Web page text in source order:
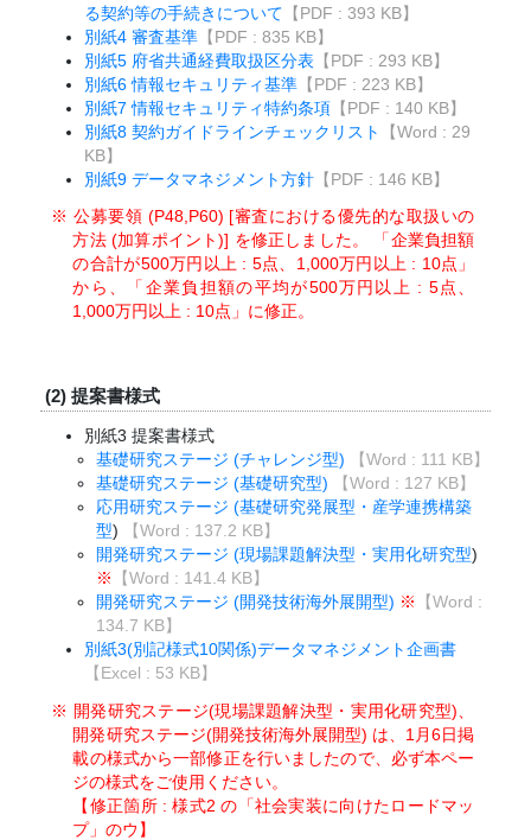
る契約等の手続きについて 【PDF :393 KB】
別紙4 審査基準 【PDF :835 KB】
別紙5 府省共通経費取扱区分表 【PDF : 293 KB】
別紙6 情報セキュリティ基準 【PDF : 223 KB】
別紙7 情報セキュリティ特約条項 【PDF : 140 KB】
別紙8 契約ガイドラインチェックリスト
【Word : 29
KB】
別紙9 データマネジメント方針 【PDF : 146 KB】
※ 公募要領 (P48,P60) [審査における優先的な取扱いの
方法 (加算ポイント)] を修正しました。 「企業負担額
の合計が500万円以上 : 5点、1,000万円以上 : 10点」
から、「企業負担額の平均が500万円以上 : 5点、
1,000万円以上 : 10点」に修正。
(2) 提案書様式
別紙3 提案書様式
基礎研究ステージ (チャレンジ型)
【Word : 111 KB】
基礎研究ステージ (基礎研究型)
【Word : 127 KB】
応用研究ステージ (基礎研究発展型・産学連携構築
型) 【Word : 137.2 KB】
開発研究ステージ (現場課題解決型・実用化研究型)
※
【Word : 141.4 KB】
開発研究ステージ (開発技術海外展開型) ※
【Word :
134.7 KB】
別紙3(別記様式10関係)データマネジメント企画書
【Excel : 53 KB】
※ 開発研究ステージ(現場課題解決型・実用化研究型)、
開発研究ステージ(開発技術海外展開型) は、1月6日掲
載の様式から一部修正を行いましたので、必ず本ペー
ジの様式をご使用ください。
【修正箇所 : 様式2 の「社会実装に向けたロードマッ
プ」のウ】